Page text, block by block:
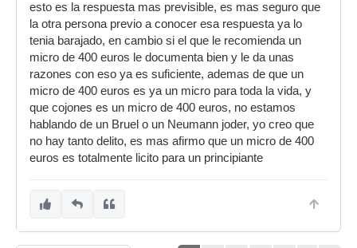
esto es la respuesta mas previsible, es mas seguro que
la otra persona previo a conocer esa respuesta ya lo
tenia barajado, en cambio si el que le recomienda un
micro de 400 euros le documenta bien y le da unas
razones con eso ya es suficiente, ademas de que un
micro de 400 euros es ya un micro para toda la vida, y
que cojones es un micro de 400 euros, no estamos
hablando de un Bruel o un Neumann joder, yo creo que
no hay tanto delito, es mas afirmo que un micro de 400
euros es totalmente licito para un principiante